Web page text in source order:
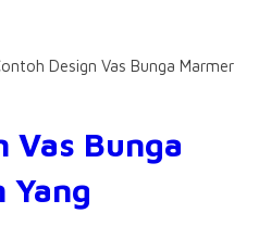
Design Vas Bunga Marmer
Vas Bunga
Yang